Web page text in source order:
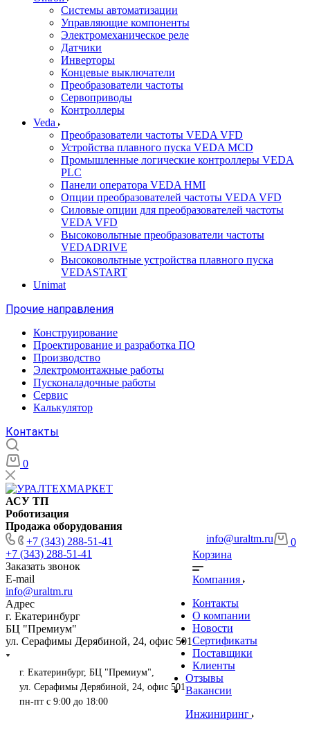
Системы автоматизации
Управляющие компоненты
Электромеханическое реле
Датчики
Инверторы
Концевые выключатели
Преобразователи частоты
Сервоприводы
Контроллеры
Veda
Преобразователи частоты VEDA VFD
Устройства плавного пуска VEDA MCD
Промышленные логические контроллеры VEDA
PLC
Панели оператора VEDA HMI
Опции преобразователей частоты VEDA VFD
Силовые опции для преобразователей частоты
VEDA VFD
Высоковольтные преобразователи частоты
VEDADRIVE
Высоковольтные устройства плавного пуска
VEDASTART
Unimat
Прочие направления
Конструирование
Проектирование и разработка ПО
Производство
Электромонтажные работы
Пусконаладочные работы
Сервис
Калькулятор
Контакты
0
АСУ ТП
Роботизация
Продажа оборудования
+7 (343) 288-51-41
+7 (343) 288-51-41
Заказать звонок
E-mail
info@uraltm.ru
Адрес
г. Екатеринбург
БЦ "Премиум"
ул. Серафимы Дерябиной, 24, офис 501
info@uraltm.ru
г. Екатеринбург, БЦ "Премиум",
ул. Серафимы Дерябиной, 24, офис 501
пн-пт с 9:00 до 18:00
0
Корзина
Компания
Контакты
О компании
Новости
Сертификаты
Поставщики
Клиенты
Отзывы
Вакансии
Инжиниринг